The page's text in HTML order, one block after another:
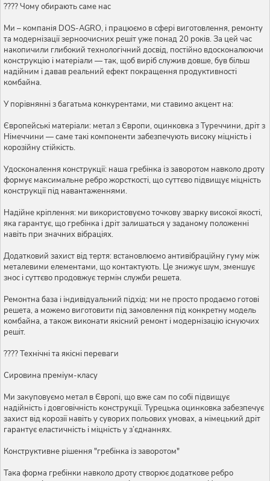
???? Чому обирають саме нас
Ми – компанія DOS-AGRO, і працюємо в сфері виготовлення, ремонту
та модернізації зерноочисних решіт уже понад 20 років. За цей час
накопичили глибокий технологічний досвід, постійно вдосконалюючи
конструкцію і матеріали — так, щоб виріб служив довше, був більш
надійним і давав реальний ефект покращення продуктивності
комбайна.
У порівнянні з багатьма конкурентами, ми ставимо акцент на:
Європейські матеріали: метал з Європи, оцинковка з Туреччини, дріт з
Німеччини — саме такі компоненти забезпечують високу міцність і
корозійну стійкість.
Удосконалення конструкції: наша гребінка із заворотом навколо дроту
формує максимальне ребро жорсткості, що суттєво підвищує міцність
конструкції під навантаженнями.
Надійне кріплення: ми використовуємо точкову зварку високої якості,
яка гарантує, що гребінка і дріт залишаться у заданому положенні
навіть при значних вібраціях.
Додатковий захист від тертя: встановлюємо антивібраційну гуму між
металевими елементами, що контактують. Це знижує шум, зменшує
знос і суттєво продовжує термін служби решета.
Ремонтна база і індивідуальний підхід: ми не просто продаємо готові
решета, а можемо виготовити під замовлення під конкретну модель
комбайна, а також виконати якісний ремонт і модернізацію існуючих
решіт.
???? Технічні та якісні переваги
Сировина преміум-класу
Ми закуповуємо метал в Європі, що вже сам по собі підвищує
надійність і довговічність конструкції. Турецька оцинковка забезпечує
захист від корозії навіть у суворих польових умовах, а німецький дріт
гарантує еластичність і міцність у з’єднаннях.
Конструктивне рішення "гребінка із заворотом"
Така форма гребінки навколо дроту створює додаткове ребро